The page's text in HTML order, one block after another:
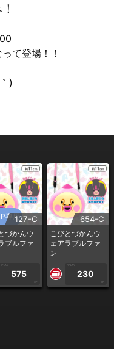
て登場！！
)
専用127-C
づかんウ
ブルファ
1PLAY
575
CP
654-C
こびとづかんウ
ェアラブルファ
ン
1PLAY
230
CP